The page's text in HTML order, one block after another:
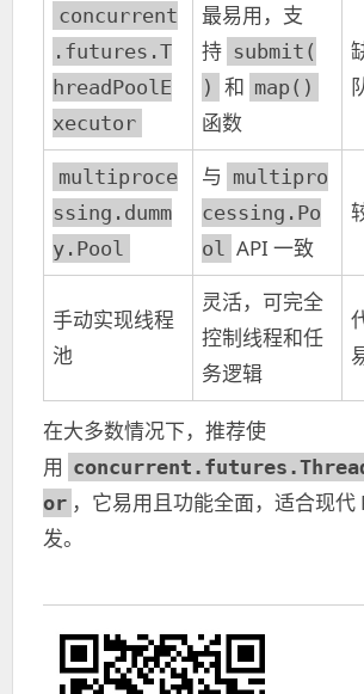
concurrent
.futures.T
hreadPoolE
xecutor
最易用，支
持 submit(
) 和 map()
函数
multiproce
ssing.dumm
y.Pool
与 multipro
cessing.Po
ol API 一致
手动实现线程
池
灵活，可完全
控制线程和任
务逻辑
在大多数情况下，推荐使
用
or ，它易用且功能全面，适合现
发。